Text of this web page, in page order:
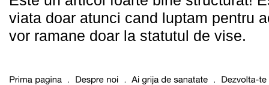
viata doar atunci cand luptam pentru
vor ramane doar la statutul de vise.